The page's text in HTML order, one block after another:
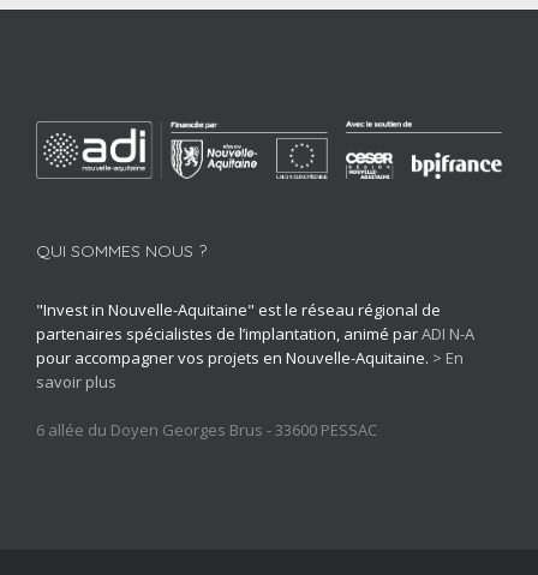
QUI SOMMES NOUS ?
"Invest in Nouvelle-Aquitaine" est le réseau régional de
partenaires spécialistes de l’implantation, animé parADI N-A
pour accompagner vos projets en Nouvelle-Aquitaine. > En
savoir plus
6 allée du Doyen Georges Brus - 33600 PESSAC